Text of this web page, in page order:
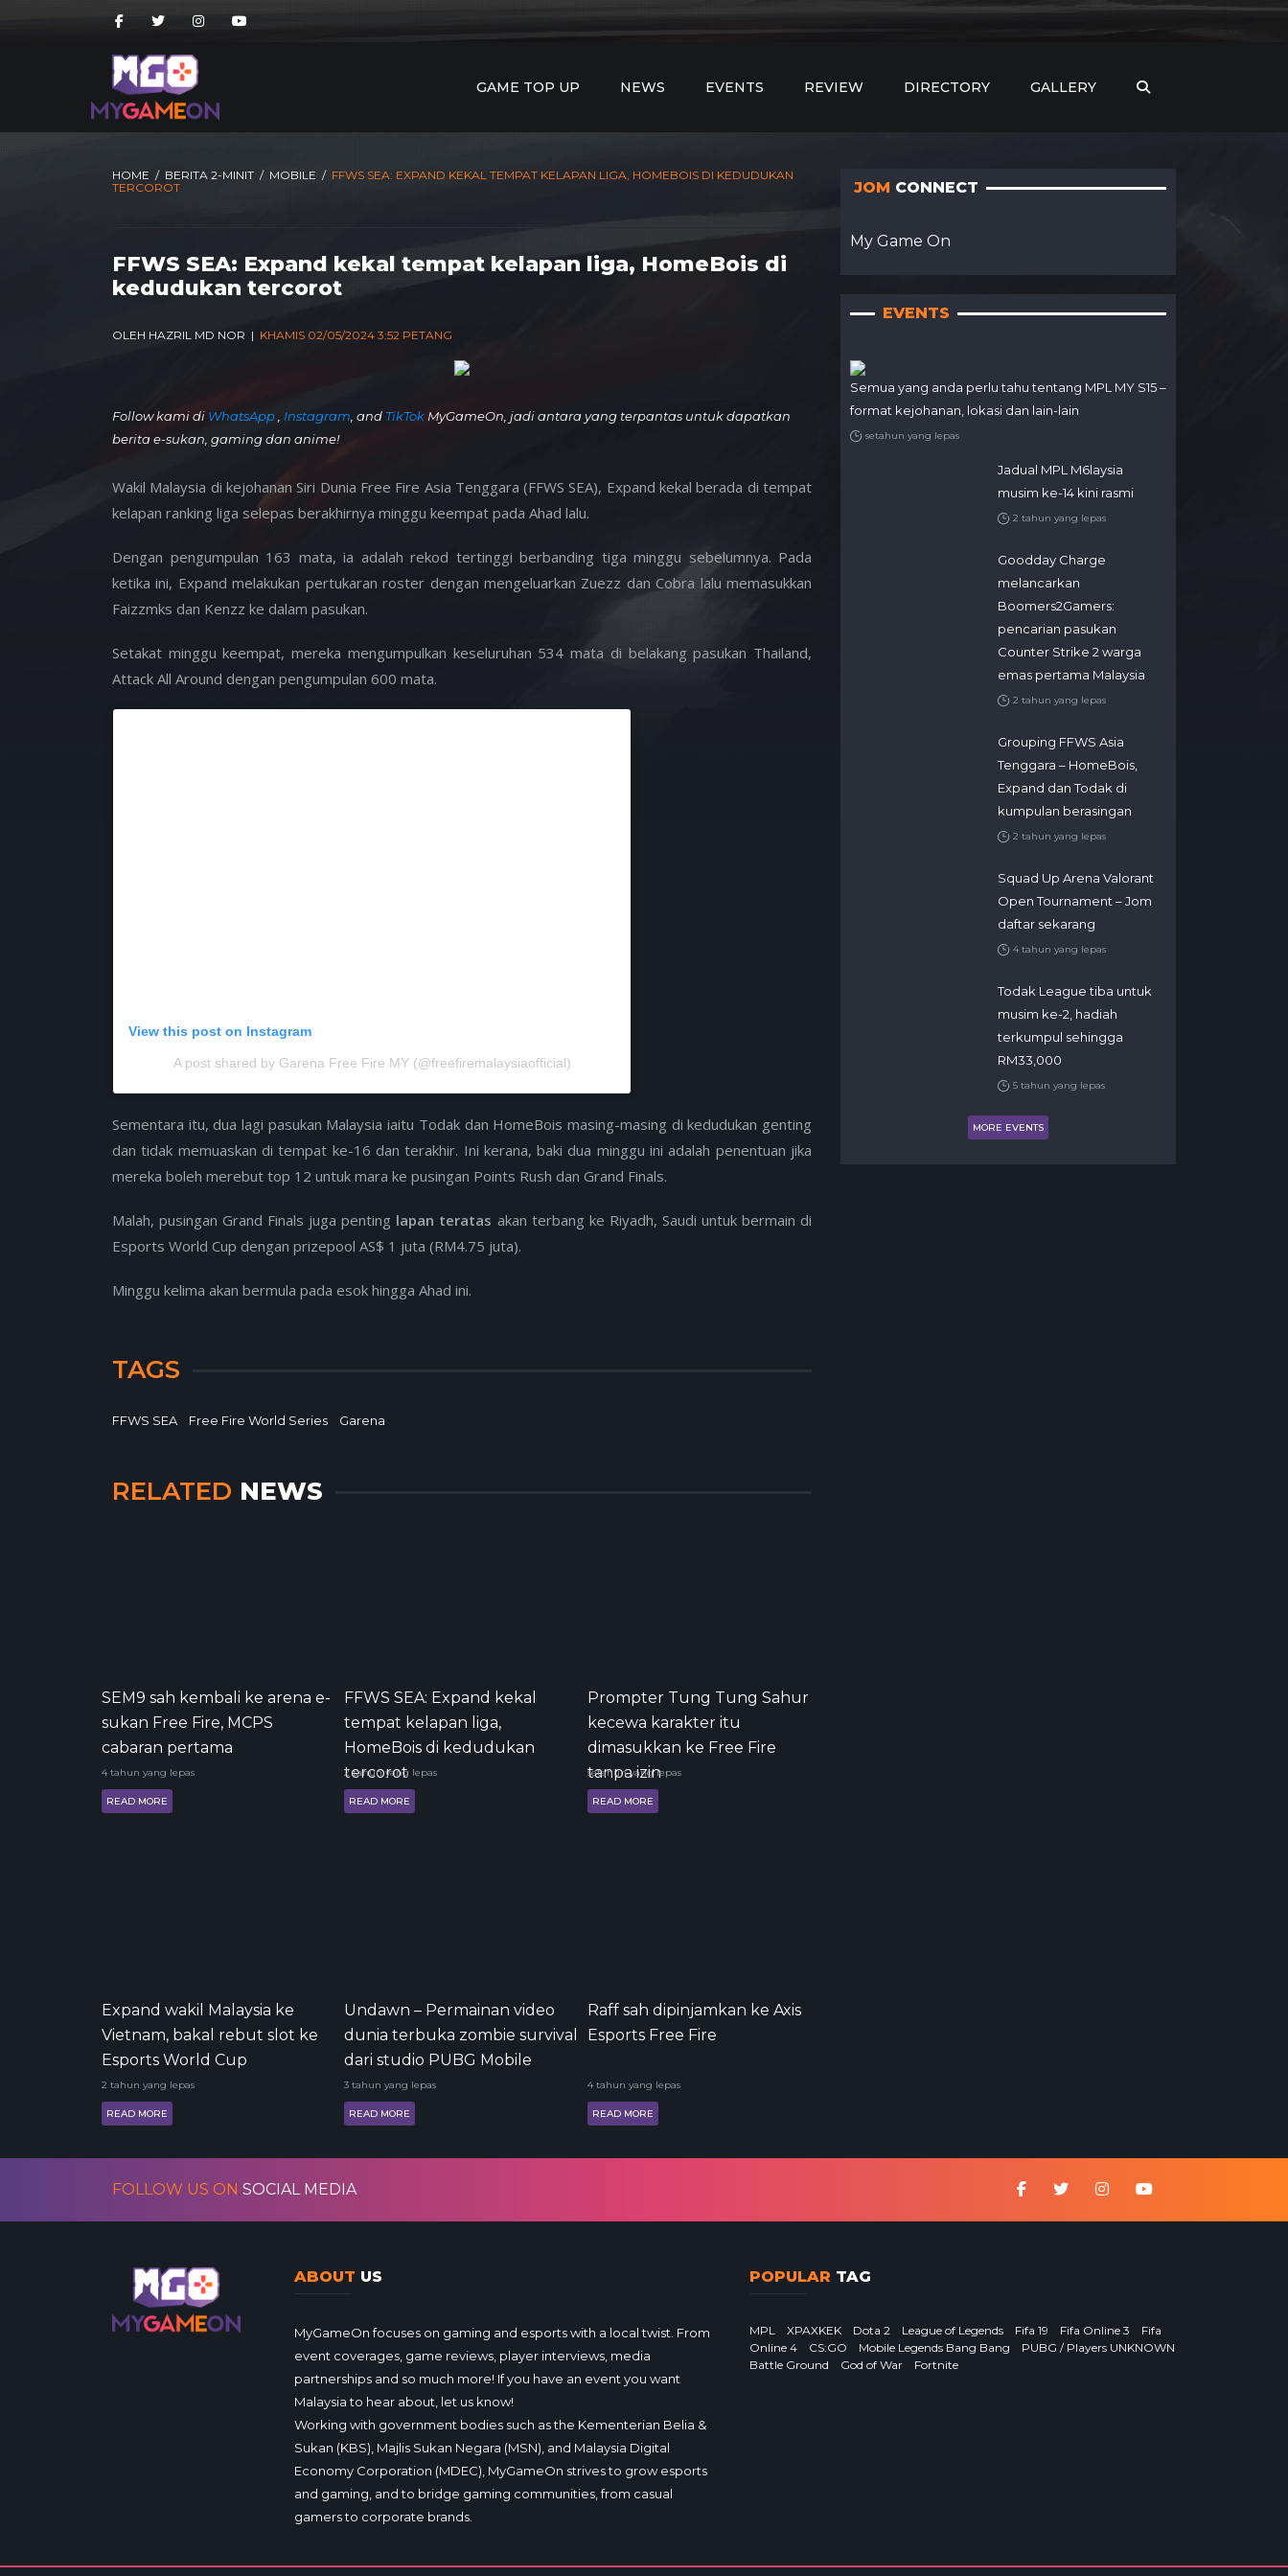
GAME TOP UP NEWS EVENTS REVIEW DIRECTORY GALLERY
HOME / BERITA 2-MINIT / MOBILE / FFWS SEA: EXPAND KEKAL TEMPAT KELAPAN LIGA, HOMEBOIS DI KEDUDUKAN
TERCOROT
FFWS SEA: Expand kekal tempat kelapan liga, HomeBois di
kedudukan tercorot
OLEH HAZRIL MD NOR | KHAMIS 02/05/2024 3:52 PETANG
Follow kami di WhatsApp Instagram , and TikTok MyGameOn, jadi antara yang terpantas untuk dapatkan
berita e-sukan, gaming dan anime!
Wakil Malaysia di kejohanan Siri Dunia Free Fire Asia Tenggara (FFWS SEA), Expand kekal berada di tempat
kelapan ranking liga selepas berakhirnya minggu keempat pada Ahad lalu.
Dengan pengumpulan 163 mata, ia adalah rekod tertinggi berbanding tiga minggu sebelumnya. Pada
ketika ini, Expand melakukan pertukaran roster dengan mengeluarkan Zuezz dan Cobra lalu memasukkan
Faizzmks dan Kenzz ke dalam pasukan.
Setakat minggu keempat, mereka mengumpulkan keseluruhan 534 mata di belakang pasukan Thailand,
Attack All Around dengan pengumpulan 600 mata.
View this post on Instagram
A post shared by Garena Free Fire MY (@freefiremalaysiaofficial)
Sementara itu, dua lagi pasukan Malaysia iaitu Todak dan HomeBois masing-masing di kedudukan genting
dan tidak memuaskan di tempat ke-16 dan terakhir. Ini kerana, baki dua minggu ini adalah penentuan jika
mereka boleh merebut top 12 untuk mara ke pusingan Points Rush dan Grand Finals.
Malah, pusingan Grand Finals juga penting lapan teratas akan terbang ke Riyadh, Saudi untuk bermain di
Esports World Cup dengan prizepool AS$ 1 juta (RM4.75 juta).
Minggu kelima akan bermula pada esok hingga Ahad ini.
TAGS
FFWS SEA Free Fire World Series Garena
RELATED NEWS
SEM9 sah kembali ke arena e-
sukan Free Fire, MCPS
cabaran pertama
4 tahun yang lepas
READ MORE
FFWS SEA: Expand kekal
tempat kelapan liga,
HomeBois di kedudukan
tercorot
2 tahun yang lepas
READ MORE
Prompter Tung Tung Sahur
kecewa karakter itu
dimasukkan ke Free Fire
tanpa izin
setahun yang lepas
READ MORE
Expand wakil Malaysia ke
Vietnam, bakal rebut slot ke
Esports World Cup
2 tahun yang lepas
READ MORE
Undawn – Permainan video
dunia terbuka zombie survival
dari studio PUBG Mobile
3 tahun yang lepas
READ MORE
Raff sah dipinjamkan ke Axis
Esports Free Fire
4 tahun yang lepas
READ MORE
JOM CONNECT
My Game On
EVENTS
Semua yang anda perlu tahu tentang MPL MY S15 –
format kejohanan, lokasi dan lain-lain
setahun yang lepas
Jadual MPL M6laysia
musim ke-14 kini rasmi
2 tahun yang lepas
Goodday Charge
melancarkan
Boomers2Gamers:
pencarian pasukan
Counter Strike 2 warga
emas pertama Malaysia
2 tahun yang lepas
Grouping FFWS Asia
Tenggara – HomeBois,
Expand dan Todak di
kumpulan berasingan
2 tahun yang lepas
Squad Up Arena Valorant
Open Tournament – Jom
daftar sekarang
4 tahun yang lepas
Todak League tiba untuk
musim ke-2, hadiah
terkumpul sehingga
RM33,000
5 tahun yang lepas
MORE EVENTS
FOLLOW US ON SOCIAL MEDIA
ABOUT US
MyGameOn focuses on gaming and esports with a local twist. From
event coverages, game reviews, player interviews, media
partnerships and so much more! If you have an event you want
Malaysia to hear about, let us know!
Working with government bodies such as the Kementerian Belia &
Sukan (KBS), Majlis Sukan Negara (MSN), and Malaysia Digital
Economy Corporation (MDEC), MyGameOn strives to grow esports
and gaming, and to bridge gaming communities, from casual
gamers to corporate brands.
POPULAR TAG
MPL XPAXKEK Dota 2 League of Legends Fifa 19 Fifa Online 3
Fifa
Online 4
CS:GO Mobile Legends Bang Bang
PUBG / Players UNKNOWN
Battle Ground
God of War Fortnite